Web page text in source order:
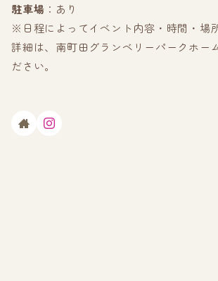
駐車場 ：あり
※日程によってイベント内容・時間・場
詳細は、南町田グランベリーパークホー
ださい。